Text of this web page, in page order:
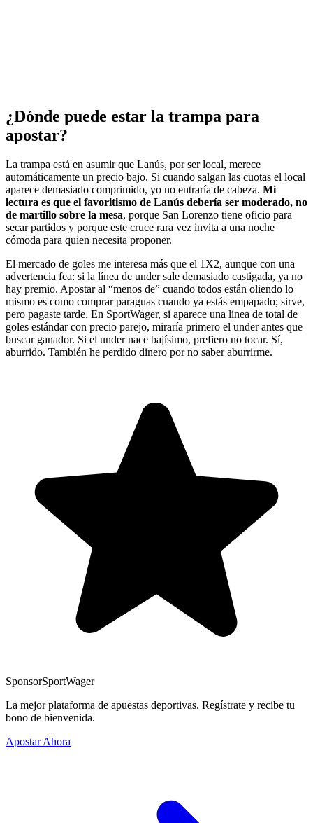
¿Dónde puede estar la trampa para
apostar?
La trampa está en asumir que Lanús, por ser local, merece
automáticamente un precio bajo. Si cuando salgan las cuotas el local
aparece demasiado comprimido, yo no entraría de cabeza. Mi
lectura es que el favoritismo de Lanús debería ser moderado, no
de martillo sobre la mesa, porque San Lorenzo tiene oficio para
secar partidos y porque este cruce rara vez invita a una noche
cómoda para quien necesita proponer.
El mercado de goles me interesa más que el 1X2, aunque con una
advertencia fea: si la línea de under sale demasiado castigada, ya no
hay premio. Apostar al “menos de” cuando todos están oliendo lo
mismo es como comprar paraguas cuando ya estás empapado; sirve,
pero pagaste tarde. En SportWager, si aparece una línea de total de
goles estándar con precio parejo, miraría primero el under antes que
buscar ganador. Si el under nace bajísimo, prefiero no tocar. Sí,
aburrido. También he perdido dinero por no saber aburrirme.
SponsorSportWager
La mejor plataforma de apuestas deportivas. Regístrate y recibe tu
bono de bienvenida.
Apostar Ahora